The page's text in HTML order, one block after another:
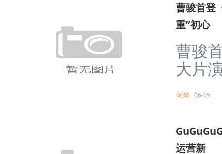
曹骏首登
重”初心
曹骏
大片
时尚 06-05
运营新